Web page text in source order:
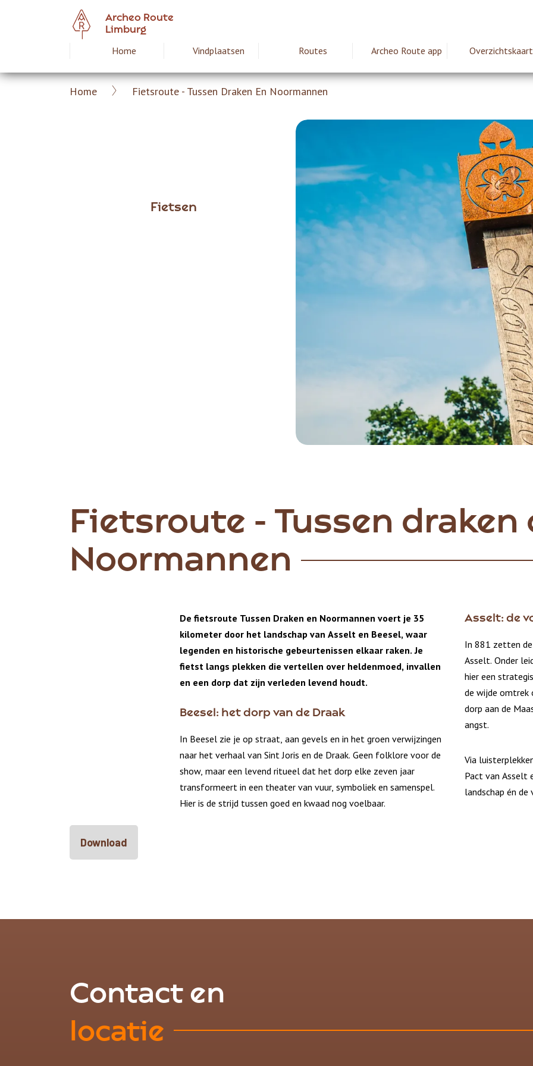
inhoud
Archeo Route
Limburg
Hoofdnavigatie
Archeoroute
Home Vindplaatsen Routes Archeo Route app Overzichtskaart
Kruimelpad
Home Fietsroute - Tussen Draken En Noormannen
Fietsen
Fietsroute - Tussen draken
Noormannen
De fietsroute Tussen Draken en Noormannen voert je 35
kilometer door het landschap van Asselt en Beesel, waar
legenden en historische gebeurtenissen elkaar raken. Je
fietst langs plekken die vertellen over heldenmoed, invallen
en een dorp dat zijn verleden levend houdt.
Beesel: het dorp van de Draak
In Beesel zie je op straat, aan gevels en in het groen verwijzingen
naar het verhaal van Sint Joris en de Draak. Geen folklore voor de
show, maar een levend ritueel dat het dorp elke zeven jaar
transformeert in een theater van vuur, symboliek en samenspel.
Hier is de strijd tussen goed en kwaad nog voelbaar.
Asselt: de
In 881 zetten
Asselt. Onder
hier een
de wijde omtrek
dorp aan de
angst.
Via
Pact van Asselt
landschap én de
Download
Contact en
locatie